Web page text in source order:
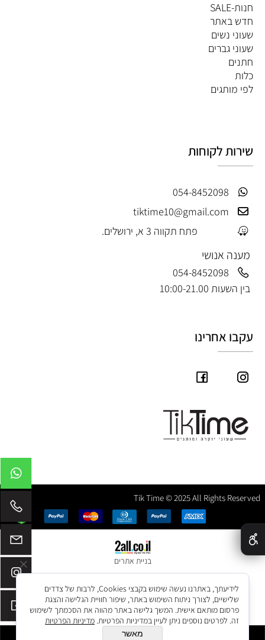
חנות-SALE
חדש באתר
שעוני נשים
שעוני גברים
חתנים
כלות
לפי מותגים
שירות לקוחות
054-8452098
tiktime10@gmail.com
פתח תקווה 3 א, ירושלים.
מענה אנושי
054-8452098
בין השעות 10:00-21.00
עקבו אחרינו
Tik Time © 2025 All Rights Reserved
בניית אתרים
לידיעתך, באתרנו נעשה שימוש בקבצי Cookies, לרבות של צדדים
שלישיים, לצורך ניתוח השימוש באתר, שיפור חוויית הגלישה והצגת
פרסום מותאם אישית. המשך גלישה באתר מהווה את הסכמתך לשימוש
זה. לפרטים נוספים ניתן לעיין במדיניות הפרטיות. מדיניות הפרטיות
מאשר